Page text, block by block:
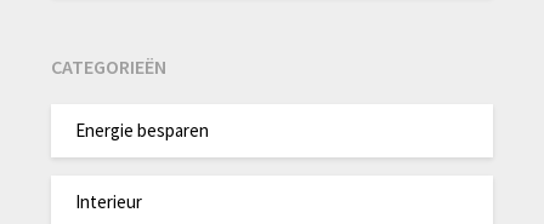
CATEGORIEËN
Energie besparen
Interieur